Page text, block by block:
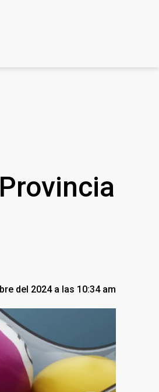
del 2024 a las 10:34 am